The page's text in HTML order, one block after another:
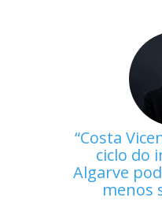
Costa
ciclo do
Algarve
menos